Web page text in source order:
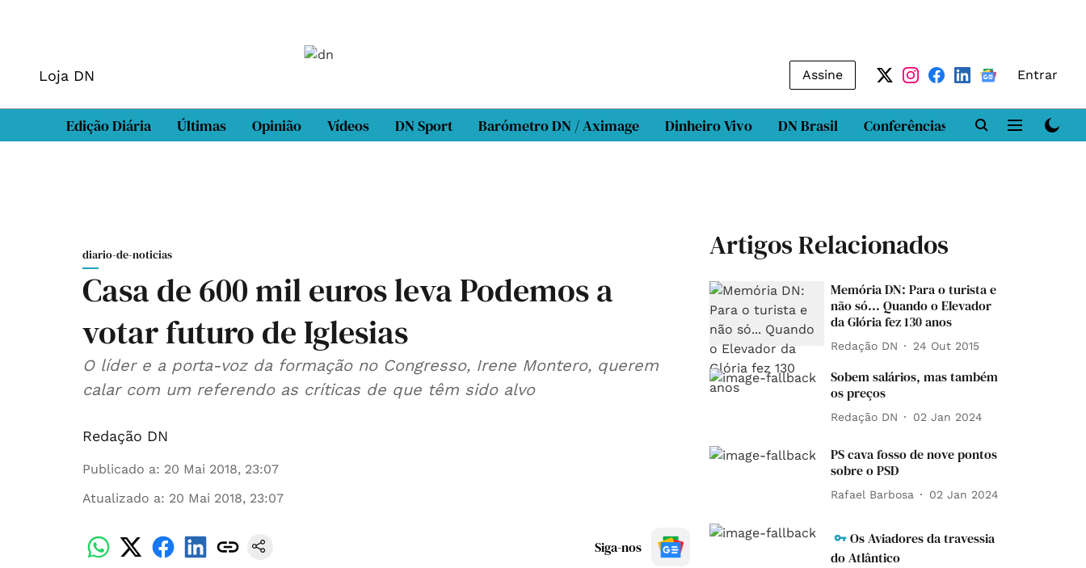
Loja DN Assine Entrar
Edição Diária Últimas Opinião Vídeos DN Sport Barómetro DN / Aximage Dinheiro Vivo DN Brasil Conferências DN LAB
diario-de-noticias
Casa de 600 mil euros leva Podemos a
votar futuro de Iglesias
O líder e a porta-voz da formação no Congresso, Irene Montero, querem
calar com um referendo as críticas de que têm sido alvo
Redação DN
Publicado a: 20 Mai 2018, 23:07
Atualizado a: 20 Mai 2018, 23:07
Siga-nos
Artigos Relacionados
Memória DN: Para o turista e
não só... Quando o Elevador
da Glória fez 130 anos
Redação DN 24 Out 2015
Sobem salários, mas também
os preços
Redação DN 02 Jan 2024
PS cava fosso de nove pontos
sobre o PSD
Rafael Barbosa 02 Jan 2024
Os Aviadores da travessia
do Atlântico